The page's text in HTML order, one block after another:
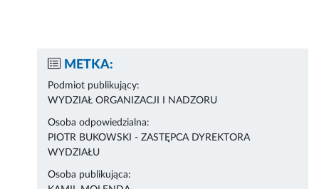
METKA:
Podmiot publikujący:
WYDZIAŁ ORGANIZACJI I NADZORU
Osoba odpowiedzialna:
PIOTR BUKOWSKI - ZASTĘPCA DYREKTORA
WYDZIAŁU
Osoba publikująca: